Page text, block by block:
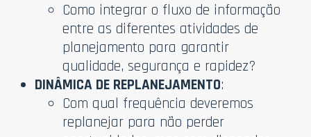
Como integrar o fluxo de informação
entre as diferentes atividades de
planejamento para garantir
qualidade, segurança e rapidez?
DINÂMICA DE REPLANEJAMENTO:
Com qual frequência deveremos
replanejar para não perder